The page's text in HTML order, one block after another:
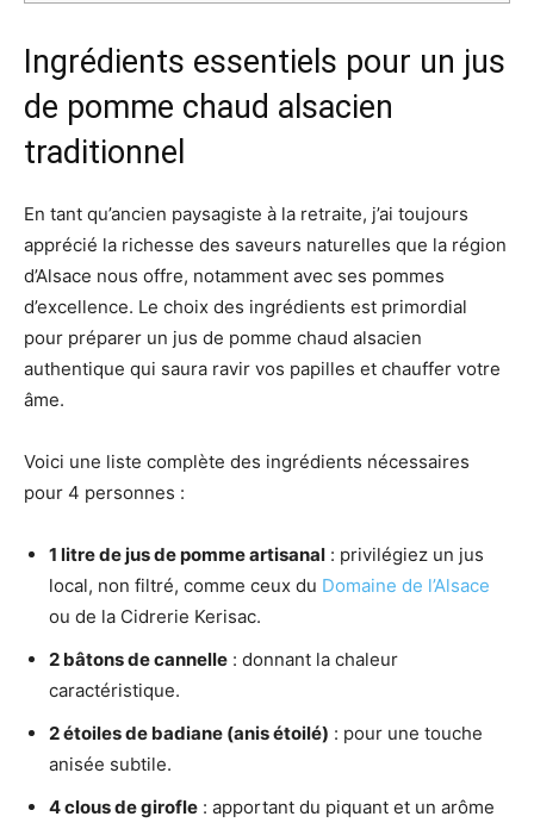
Ingrédients essentiels pour un jus
de pomme chaud alsacien
traditionnel
En tant qu’ancien paysagiste à la retraite, j’ai toujours
apprécié la richesse des saveurs naturelles que la région
d’Alsace nous offre, notamment avec ses pommes
d’excellence. Le choix des ingrédients est primordial
pour préparer un jus de pomme chaud alsacien
authentique qui saura ravir vos papilles et chauffer votre
âme.
Voici une liste complète des ingrédients nécessaires
pour 4 personnes :
1 litre de jus de pomme artisanal : privilégiez un jus
local, non filtré, comme ceux du Domaine de l’Alsace
ou de la Cidrerie Kerisac.
2 bâtons de cannelle : donnant la chaleur
caractéristique.
2 étoiles de badiane (anis étoilé) : pour une touche
anisée subtile.
4 clous de girofle : apportant du piquant et un arôme